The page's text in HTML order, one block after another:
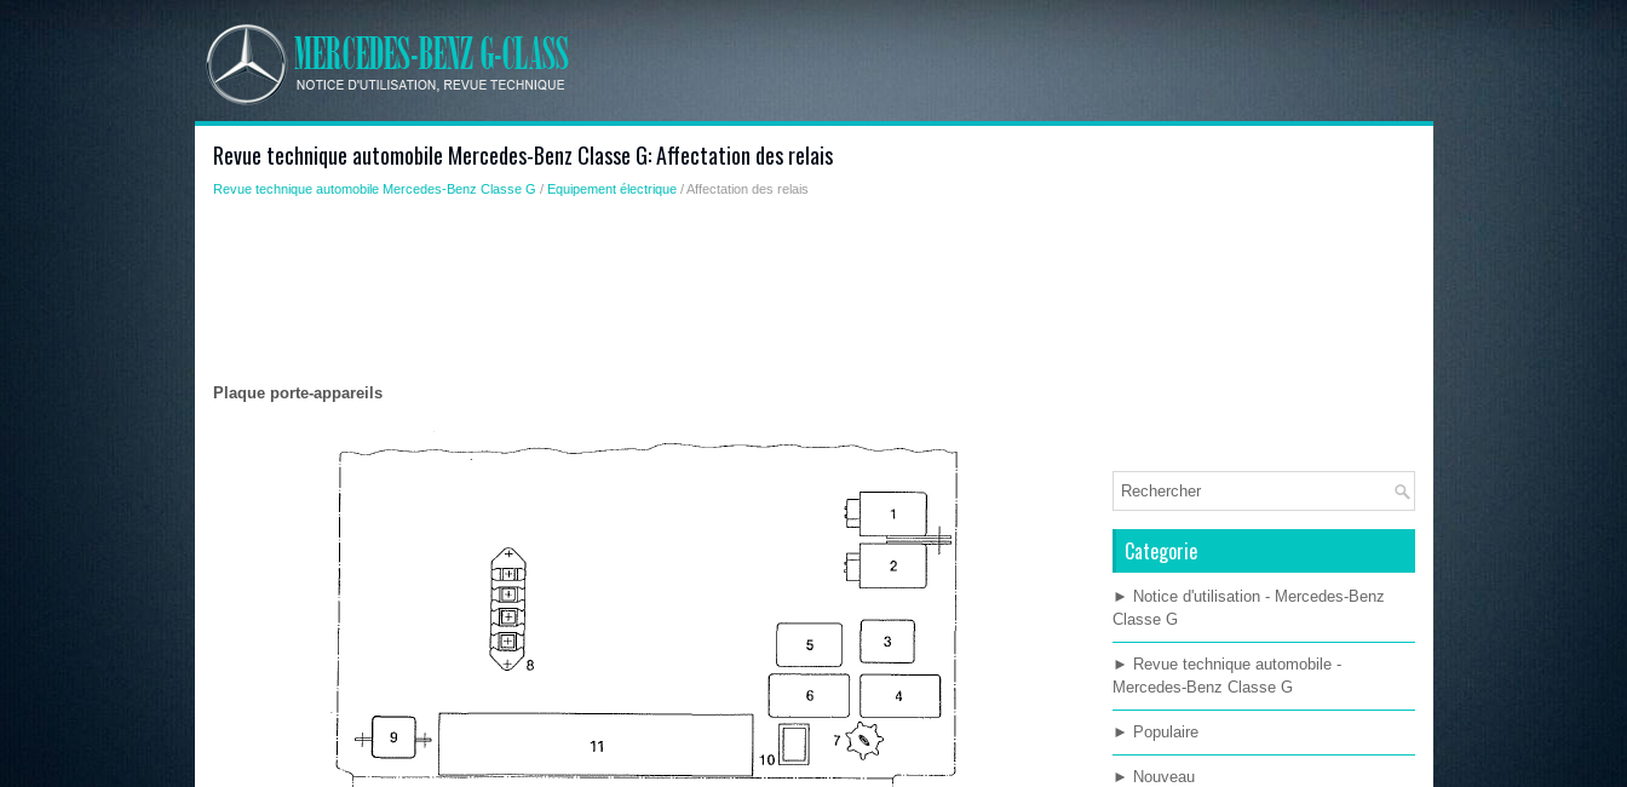
Revue technique automobile Mercedes-Benz Classe G: Affectation des relais
Revue technique automobile Mercedes-Benz Classe G / Equipement électrique/ Affectation des relais
Plaque porte-appareils
Categorie
► Notice d'utilisation - Mercedes-Benz
Classe G
► Revue technique automobile -
Mercedes-Benz Classe G
► Populaire
► Nouveau